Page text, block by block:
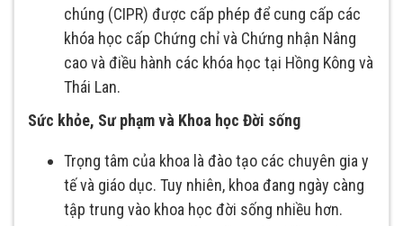
chúng (CIPR) được cấp phép để cung cấp các
khóa học cấp Chứng chỉ và Chứng nhận Nâng
cao và điều hành các khóa học tại Hồng Kông và
Thái Lan.
Sức khỏe, Sư phạm và Khoa học Đời sống
Trọng tâm của khoa là đào tạo các chuyên gia y
tế và giáo dục. Tuy nhiên, khoa đang ngày càng
tập trung vào khoa học đời sống nhiều hơn.